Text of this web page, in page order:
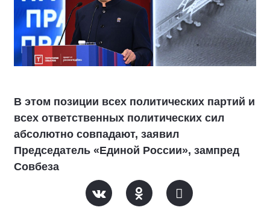
В этом позиции всех политических партий и
всех ответственных политических сил
абсолютно совпадают, заявил
Председатель «Единой России», зампред
Совбеза